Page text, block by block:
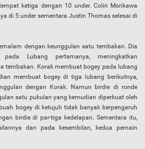
ketiga dengan 10 under. Colin Morikawa
di 5 under sementara Justin Thomas selesai di
dengan keunggulan satu tembakan. Dia
Lubang pertamanya, meningkatkan
tembakan. Korak membuat bogey pada lubang
membuat bogey di tiga lubang berikutnya,
dengan Korak. Namun birdie di ronde
satu pukulan yang kemudian diperkuat oleh
bogey di ketujuh tidak banyak berpengaruh
birdie di par-tiga kedelapan. Sementara itu,
dan pada kesembilan, kedua pemain